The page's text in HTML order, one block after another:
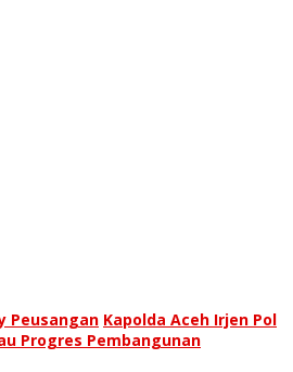
Peusangan Kapolda Aceh Irjen Pol
Progres Pembangunan